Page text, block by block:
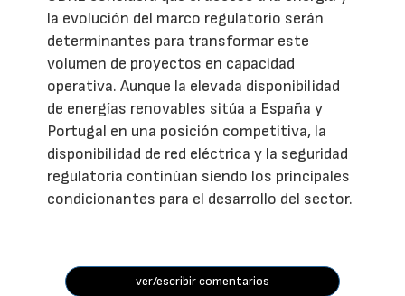
la evolución del marco regulatorio serán
determinantes para transformar este
volumen de proyectos en capacidad
operativa. Aunque la elevada disponibilidad
de energías renovables sitúa a España y
Portugal en una posición competitiva, la
disponibilidad de red eléctrica y la seguridad
regulatoria continúan siendo los principales
condicionantes para el desarrollo del sector.
ver/escribir comentarios